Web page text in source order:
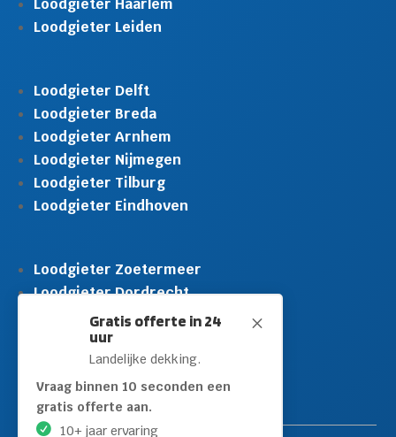
M
Gratis offerte in 24
uur
Landelijke dekking.
Vraag binnen 10 seconden een
gratis offerte aan.
10+ jaar ervaring
Loodgieter Haarlem
Loodgieter Leiden
Loodgieter Delft
Loodgieter Breda
Loodgieter Arnhem
Loodgieter Nijmegen
Loodgieter Tilburg
Loodgieter Eindhoven
Loodgieter Zoetermeer
Loodgieter Dordrecht
Loodgieter Rijswijk
Loodgieter Schiedam
Loodgieter Leidschendam
Loodgieter Hilversum